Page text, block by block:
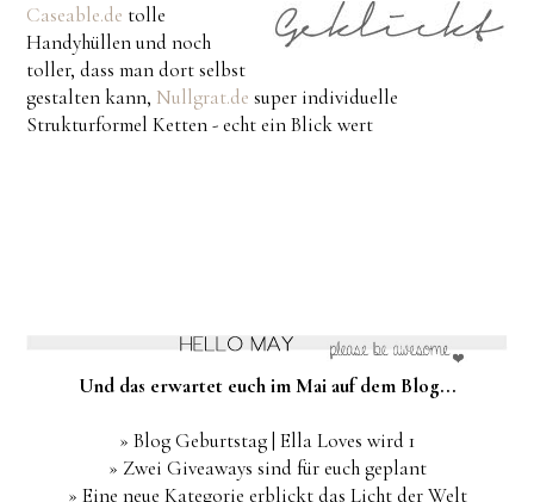
Caseable.de tolle
Handyhüllen und noch
toller, dass man dort selbst
gestalten kann, Nullgrat.de super individuelle
Strukturformel Ketten - echt ein Blick wert
Und das erwartet euch im Mai auf dem Blog...
» Blog Geburtstag | Ella Loves wird 1
» Zwei Giveaways sind für euch geplant
» Eine neue Kategorie erblickt das Licht der Welt